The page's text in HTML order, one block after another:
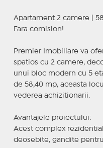
Apartament 2 camere |
Fara comision!
Premier Imobiliare va
spatios cu 2 camere,
unui bloc modern cu 5
de 58,40 mp, aceasta
vederea achizitionarii.
Avantajele proiectului:
Acest complex
deosebite, gandite